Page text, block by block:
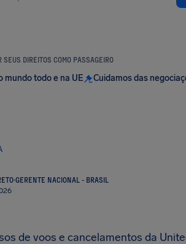
DIREITOS COMO PASSAGEIRO
mundo todo e na UE Cuidamos das
·GERENTE NACIONAL - BRASIL
de voos e cancelamentos da